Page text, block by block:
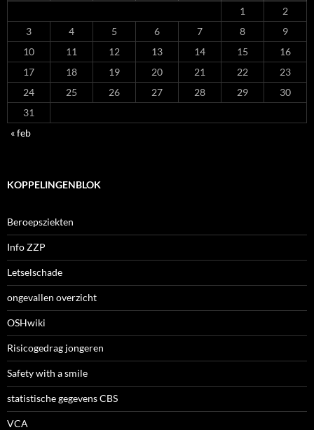
1
2
3
4 5 6 7 8
9
10
11 12 13 14 15
16
17
18 19 20 21 22
23
24
25 26 27 28 29
30
31
« feb
KOPPELINGENBLOK
Beroepsziekten
Info ZZP
Letselschade
ongevallen overzicht
OSHwiki
Risicogedrag jongeren
Safety with a smile
statistische gegevens CBS
VCA